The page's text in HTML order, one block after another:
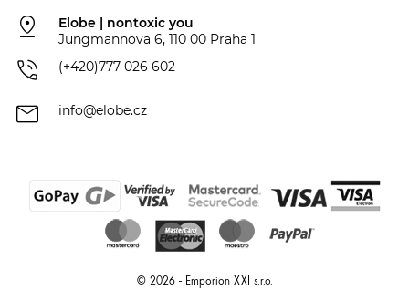
pin_drop
Elobe | nontoxic you
Jungmannova 6, 110 00 Praha 1
phone_in_talk (+420)777 026 602
mail info@elobe.cz
© 2026 - Emporion XXI s.r.o.